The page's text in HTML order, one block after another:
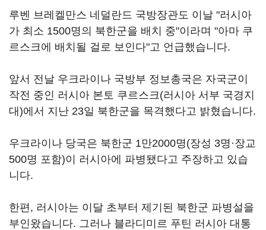
루벤 브레켈만스 네덜란드 국방장관도 이날 "러시아
가 최소 1500명의 북한군을 배치 중"이라며 "아마 쿠
르스크에 배치될 걸로 보인다"고 언급했습니다.
앞서 전날 우크라이나 국방부 정보총국은 자국군이
작전 중인 러시아 본토 쿠르스크(러시아 서부 국경지
대)에서 지난 23일 북한군을 목격했다고 밝혔습니다.
우크라이나 당국은 북한군 1만2000명(장성 3명·장교
500명 포함)이 러시아에 파병됐다고 주장하고 있습
니다.
한편, 러시아는 이달 초부터 제기된 북한군 파병설을
부인왔습니다. 그러나 블라디미르 푸틴 러시아 대통